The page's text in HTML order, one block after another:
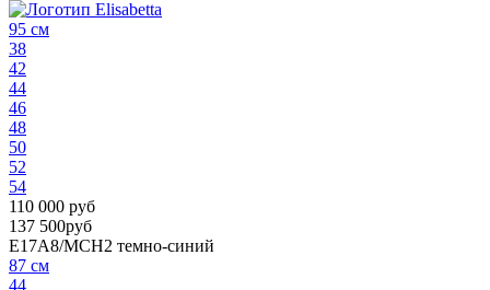
95 см
38
42
44
46
48
50
52
54
110 000 руб
137 500руб
E17A8/MCH2 темно-синий
87 см
44